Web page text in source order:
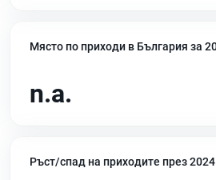
Място по приходи в България за
n.a.
Ръст/спад на приходите през 2024